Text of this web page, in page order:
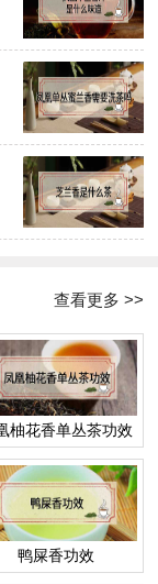
查看更多 >>
柚花香单丛茶功效
鸭屎香功效